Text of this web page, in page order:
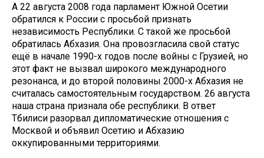
А 22 августа 2008 года парламент Южной Осетии
обратился к России с просьбой признать
независимость Республики. С такой же просьбой
обратилась Абхазия. Она провозгласила свой статус
ещё в начале 1990-х годов после войны с Грузией, но
этот факт не вызвал широкого международного
резонанса, и до второй половины 2000-х Абхазия не
считалась самостоятельным государством. 26 августа
наша страна признала обе республики. В ответ
Тбилиси разорвал дипломатические отношения с
Москвой и объявил Осетию и Абхазию
оккупированными территориями.